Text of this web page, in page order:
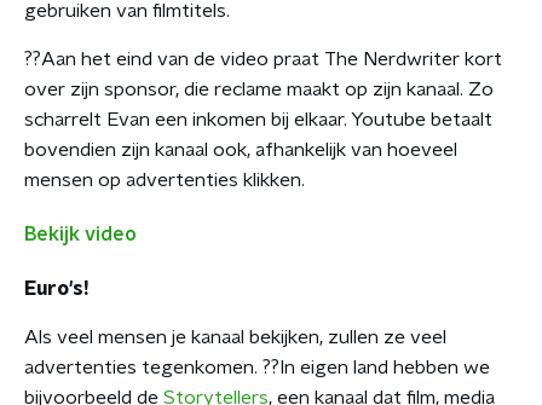
gebruiken van filmtitels.
??Aan het eind van de video praat The Nerdwriter kort
over zijn sponsor, die reclame maakt op zijn kanaal. Zo
scharrelt Evan een inkomen bij elkaar. Youtube betaalt
bovendien zijn kanaal ook, afhankelijk van hoeveel
mensen op advertenties klikken.
Bekijk video
Euro's!
Als veel mensen je kanaal bekijken, zullen ze veel
advertenties tegenkomen. ??In eigen land hebben we
bijvoorbeeld de Storytellers, een kanaal dat film, media